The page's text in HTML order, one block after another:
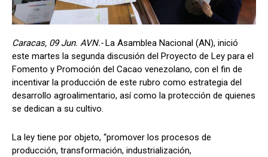
Caracas, 09 Jun. AVN.-La Asamblea Nacional (AN), inició
este martes la segunda discusión del Proyecto de Ley para el
Fomento y Promoción del Cacao venezolano, con el fin de
incentivar la producción de este rubro como estrategia del
desarrollo agroalimentario, así como la protección de quienes
se dedican a su cultivo.
La ley tiene por objeto, “promover los procesos de
producción, transformación, industrialización,